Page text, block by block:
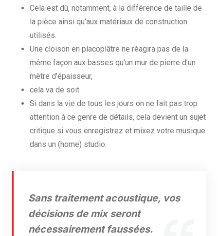
Cela est dû, notamment, à la différence de taille de
la pièce ainsi qu’aux matériaux de construction
utilisés.
Une cloison en placoplâtre ne réagira pas de la
même façon aux basses qu’un mur de pierre d’un
mètre d’épaisseur,
cela va de soit.
Si dans la vie de tous les jours on ne fait pas trop
attention à ce genre de détails, cela devient un sujet
critique si vous enregistrez et mixez votre musique
dans un (home) studio.
Sans traitement acoustique, vos
décisions de mix seront
nécessairement faussées.